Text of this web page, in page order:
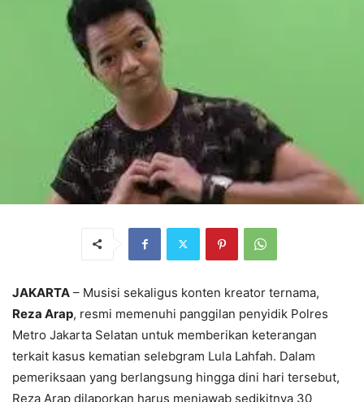
JAKARTA – Musisi sekaligus konten kreator ternama,
Reza Arap, resmi memenuhi panggilan penyidik Polres
Metro Jakarta Selatan untuk memberikan keterangan
terkait kasus kematian selebgram Lula Lahfah. Dalam
pemeriksaan yang berlangsung hingga dini hari tersebut,
Reza Arap dilaporkan harus menjawab sedikitnya 30